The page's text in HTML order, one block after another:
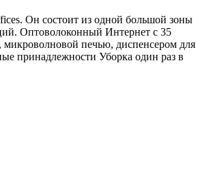
Он состоит из одной большой зоны
Оптоволоконный Интернет с 35
микроволновой печью, диспенсером для
принадлежности Уборка один раз в